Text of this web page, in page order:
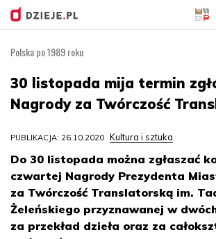
treści
Polska po 1989 roku
30 listopada mija termin
Nagrody za Twórczość
PUBLIKACJA: 26.10.2020 Kultura i sztuka
Do 30 listopada można zgłaszać
czwartej Nagrody Prezydenta
za Twórczość Translatorską im.
Żeleńskiego przyznawanej w
za przekład dzieła oraz za